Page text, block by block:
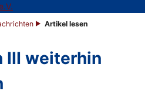
Artikel lesen
III weiterhin